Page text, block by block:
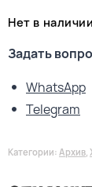
Нет в наличии
Задать
WhatsApp
Telegram
Категории: Архив,